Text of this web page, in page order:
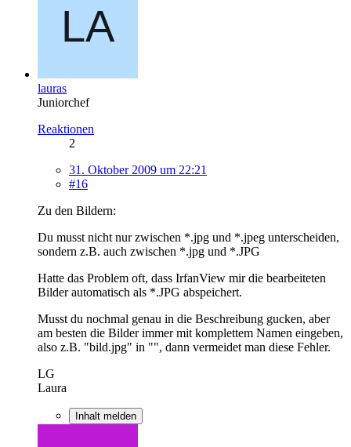
lauras
Juniorchef
Reaktionen
2
31. Oktober 2009 um 22:21
#16
Zu den Bildern:
Du musst nicht nur zwischen *.jpg und *.jpeg unterscheiden,
sondern z.B. auch zwischen *.jpg und *.JPG
Hatte das Problem oft, dass IrfanView mir die bearbeiteten
Bilder automatisch als *.JPG abspeichert.
Musst du nochmal genau in die Beschreibung gucken, aber
am besten die Bilder immer mit komplettem Namen eingeben,
also z.B. "bild.jpg" in "", dann vermeidet man diese Fehler.
LG
Laura
Inhalt melden